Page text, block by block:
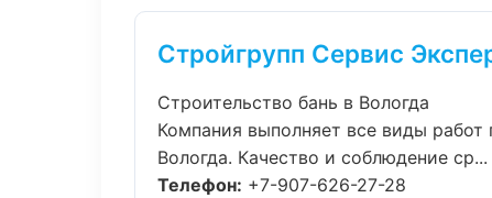
Стройгрупп Сервис
Строительство бань в Вологда
Компания выполняет все виды
Вологда. Качество и соблюдение ср...
Телефон: +7-907-626-27-28